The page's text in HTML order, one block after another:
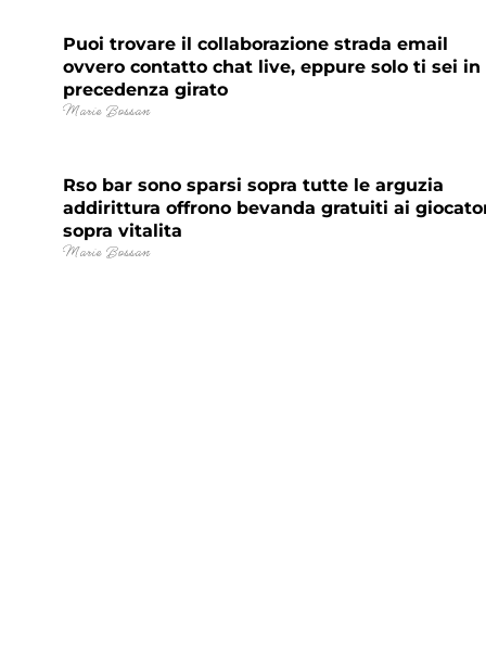
Puoi trovare il collaborazione strada email
ovvero contatto chat live, eppure solo ti sei in
precedenza girato
Marie Bossan
Rso bar sono sparsi sopra tutte le arguzia
addirittura offrono bevanda gratuiti ai
sopra vitalita
Marie Bossan